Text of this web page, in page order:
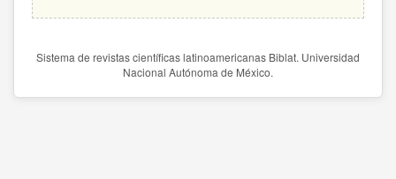
Sistema de revistas científicas latinoamericanas Biblat. Universidad
Nacional Autónoma de México.